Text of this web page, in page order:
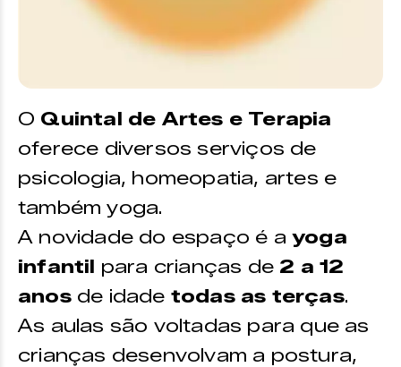
O Quintal de Artes e Terapia
oferece diversos serviços de
psicologia, homeopatia, artes e
também yoga.
A novidade do espaço é a yoga
infantil para crianças de 2 a 12
anosde idade todas as terças.
As aulas são voltadas para que as
crianças desenvolvam a postura,